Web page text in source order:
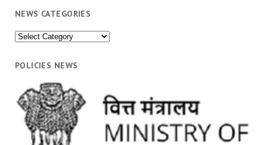
NEWS CATEGORIES
News
POLICIES NEWS